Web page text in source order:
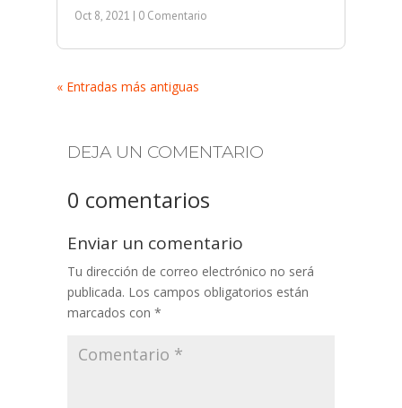
Oct 8, 2021 | 0 Comentario
« Entradas más antiguas
DEJA UN COMENTARIO
0 comentarios
Enviar un comentario
Tu dirección de correo electrónico no será
publicada. Los campos obligatorios están
marcados con *